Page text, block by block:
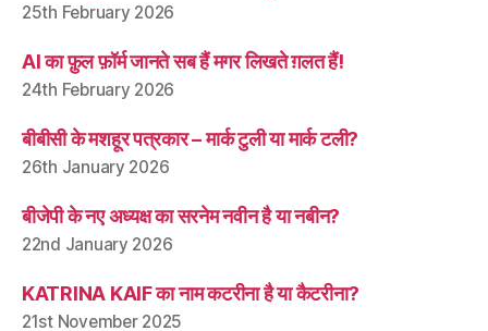
25th February 2026
AI का फ़ुल फ़ॉर्म जानते सब हैं मगर लिखते ग़लत हैं!
24th February 2026
बीबीसी के मशहूर पत्रकार – मार्क टुली या मार्क टली?
26th January 2026
बीजेपी के नए अध्यक्ष का सरनेम नवीन है या नबीन?
22nd January 2026
KATRINA KAIF का नाम कटरीना है या कैटरीना?
21st November 2025